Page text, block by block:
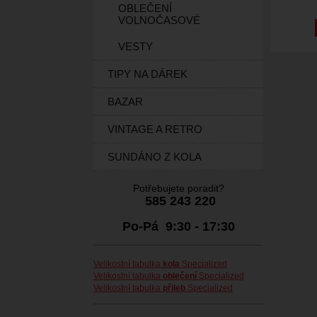
OBLEČENÍ
VOLNOČASOVÉ
VESTY
TIPY NA DÁREK
BAZAR
VINTAGE A RETRO
SUNDÁNO Z KOLA
Potřebujete poradit?
585 243 220
Po-Pá 9:30 - 17:30
Velikostní tabulka kola Specialized
Velikostní tabulka oblečení Specialized
Velikostní tabulka přileb Specialized